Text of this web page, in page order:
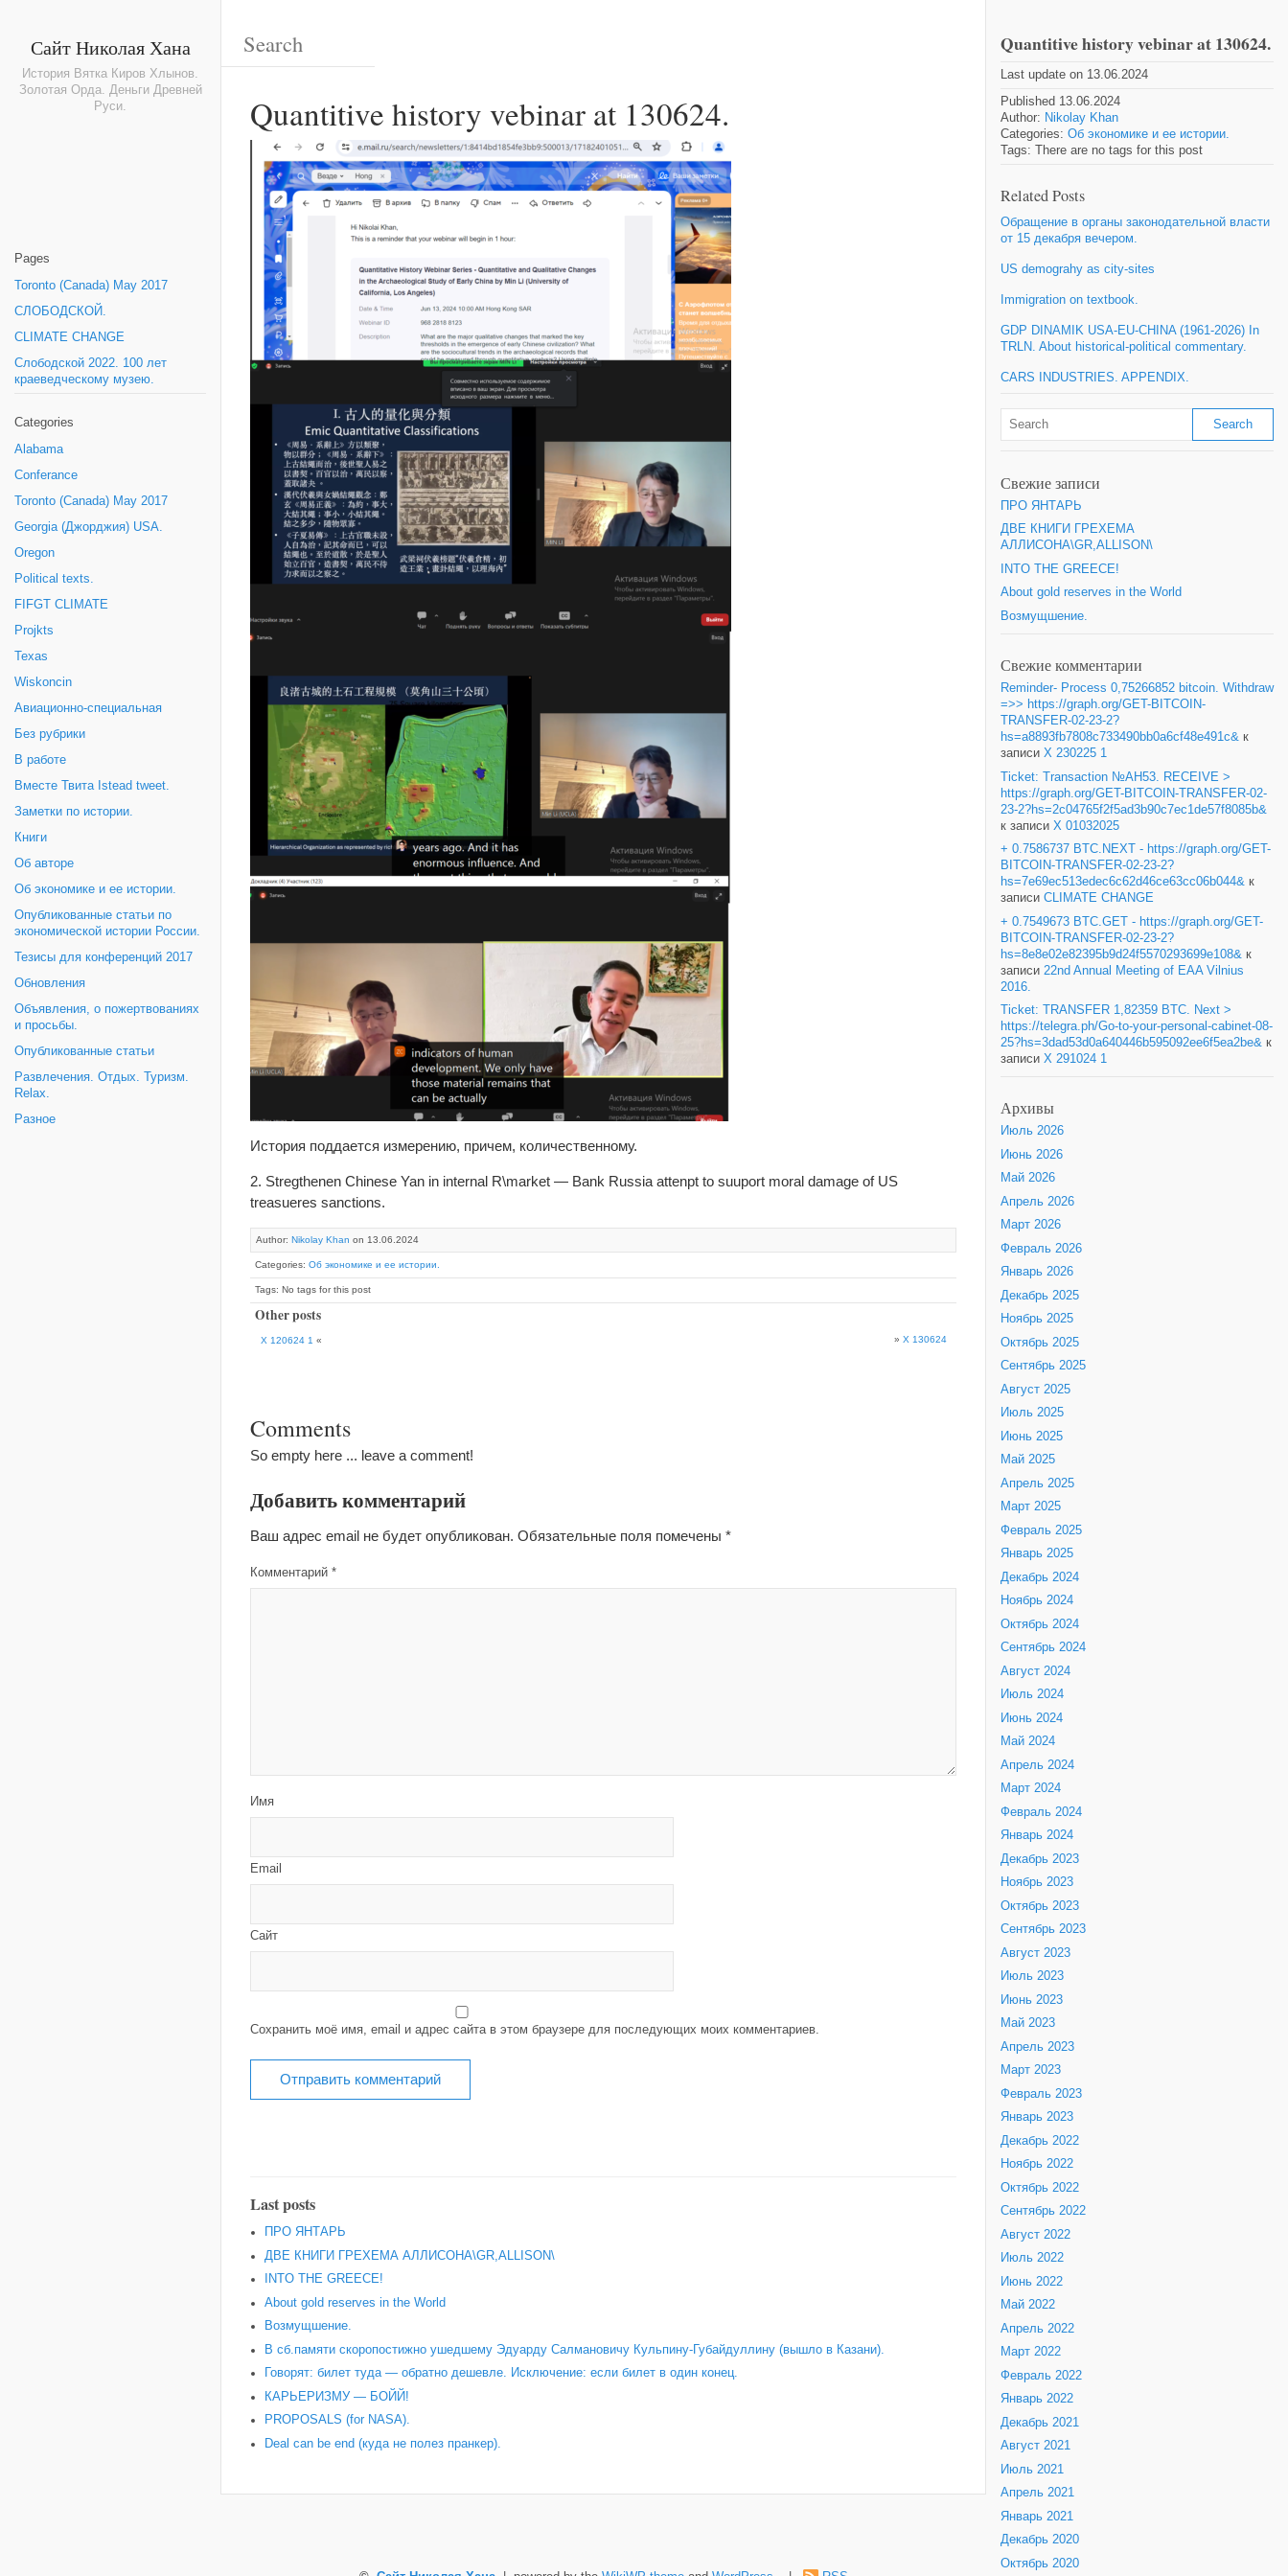
Сайт Николая Хана
История Вятка Киров Хлынов.
Золотая Орда. Деньги Древней
Руси.
Pages
Toronto (Canada) May 2017
СЛОБОДСКОЙ.
CLIMATE CHANGE
Слободской 2022. 100 лет
краеведческому музею.
Categories
Alabama
Conferance
Toronto (Canada) May 2017
Georgia (Джорджия) USA.
Oregon
Political texts.
FIFGT CLIMATE
Projkts
Texas
Wiskoncin
Авиационно-специальная
Без рубрики
В работе
Вместе Твита Istead tweet.
Заметки по истории.
Книги
Об авторе
Об экономике и ее истории.
Опубликованные статьи по
экономической истории России.
Тезисы для конференций 2017
Обновления
Объявления, о пожертвованиях
и просьбы.
Опубликованные статьи
Развлечения. Отдых. Туризм.
Relax.
Разное
Quantitive history vebinar at 130624.
История поддается измерению, причем, количественному.
2. Stregthenen Chinese Yan in internal R\market — Bank Russia attenpt to suuport moral damage of US
treasueres sanctions.
Author: Nikolay Khan on 13.06.2024
Categories: Об экономике и ее истории.
Tags: No tags for this post
Other posts
X 120624 1 « » X 130624
Comments
So empty here ... leave a comment!
Добавить комментарий
Ваш адрес email не будет опубликован. Обязательные поля помечены *
Комментарий *
Имя
Email
Сайт
Сохранить моё имя, email и адрес сайта в этом браузере для последующих моих комментариев.
Last posts
ПРО ЯНТАРЬ
ДВЕ КНИГИ ГРЕХЕМА АЛЛИСОНА\GR,ALLISON\
INTO THE GREECE!
About gold reserves in the World
Возмущшение.
В сб.памяти скоропостижно ушедшему Эдуарду Салмановичу Кульпину-Губайдуллину (вышло в Казани).
Говорят: билет туда — обратно дешевле. Исключение: если билет в один конец.
КАРЬЕРИЗМУ — БОЙЙ!
PROPOSALS (for NASA).
Deal can be end (куда не полез пранкер).
Quantitive history vebinar at 130624.
Last update on 13.06.2024
Published 13.06.2024
Author: Nikolay Khan
Categories: Об экономике и ее истории.
Tags: There are no tags for this post
Related Posts
Обращение в органы законодательной власти
от 15 декабря вечером.
US demograhy as city-sites
Immigration on textbook.
GDP DINAMIK USA-EU-CHINA (1961-2026) In
TRLN. About historical-political commentary.
CARS INDUSTRIES. APPENDIX.
Свежие записи
ПРО ЯНТАРЬ
ДВЕ КНИГИ ГРЕХЕМА
АЛЛИСОНА\GR,ALLISON\
INTO THE GREECE!
About gold reserves in the World
Возмущшение.
Свежие комментарии
Reminder- Process 0,75266852 bitcoin. Withdraw
=>> https://graph.org/GET-BITCOIN-
TRANSFER-02-23-2?
hs=a8893fb7808c733490bb0a6cf48e491c& к
записи X 230225 1
Ticket: Transaction №AH53. RECEIVE >
https://graph.org/GET-BITCOIN-TRANSFER-02-
23-2?hs=2c04765f2f5ad3b90c7ec1de57f8085b&
к записи X 01032025
+ 0.7586737 BTC.NEXT - https://graph.org/GET-
BITCOIN-TRANSFER-02-23-2?
hs=7e69ec513edec6c62d46ce63cc06b044& к
записи CLIMATE CHANGE
+ 0.7549673 BTC.GET - https://graph.org/GET-
BITCOIN-TRANSFER-02-23-2?
hs=8e8e02e82395b9d24f5570293699e108& к
записи 22nd Annual Meeting of EAA Vilnius
2016.
Ticket: TRANSFER 1,82359 BTC. Next >
https://telegra.ph/Go-to-your-personal-cabinet-08-
25?hs=3dad53d0a640446b595092ee6f5ea2be& к
записи X 291024 1
Архивы
Июль 2026
Июнь 2026
Май 2026
Апрель 2026
Март 2026
Февраль 2026
Январь 2026
Декабрь 2025
Ноябрь 2025
Октябрь 2025
Сентябрь 2025
Август 2025
Июль 2025
Июнь 2025
Май 2025
Апрель 2025
Март 2025
Февраль 2025
Январь 2025
Декабрь 2024
Ноябрь 2024
Октябрь 2024
Сентябрь 2024
Август 2024
Июль 2024
Июнь 2024
Май 2024
Апрель 2024
Март 2024
Февраль 2024
Январь 2024
Декабрь 2023
Ноябрь 2023
Октябрь 2023
Сентябрь 2023
Август 2023
Июль 2023
Июнь 2023
Май 2023
Апрель 2023
Март 2023
Февраль 2023
Январь 2023
Декабрь 2022
Ноябрь 2022
Октябрь 2022
Сентябрь 2022
Август 2022
Июль 2022
Июнь 2022
Май 2022
Апрель 2022
Март 2022
Февраль 2022
Январь 2022
Декабрь 2021
Август 2021
Июль 2021
Апрель 2021
Январь 2021
Декабрь 2020
Октябрь 2020